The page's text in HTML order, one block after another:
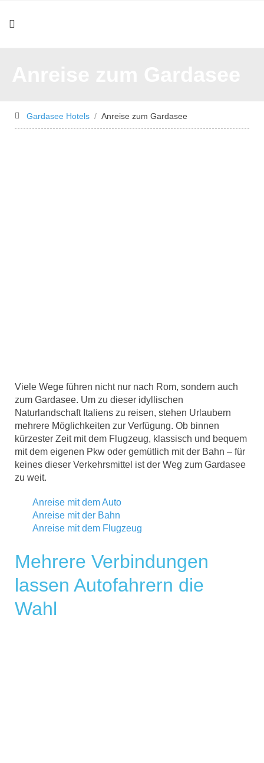
Gardasee Hotels Anreise zum Gardasee
Viele Wege führen nicht nur nach Rom, sondern auch
zum Gardasee. Um zu dieser idyllischen
Naturlandschaft Italiens zu reisen, stehen Urlaubern
mehrere Möglichkeiten zur Verfügung. Ob binnen
kürzester Zeit mit dem Flugzeug, klassisch und bequem
mit dem eigenen Pkw oder gemütlich mit der Bahn – für
keines dieser Verkehrsmittel ist der Weg zum Gardasee
zu weit.
Anreise mit dem Auto
Anreise mit der Bahn
Anreise mit dem Flugzeug
Mehrere Verbindungen
lassen Autofahrern die
Wahl